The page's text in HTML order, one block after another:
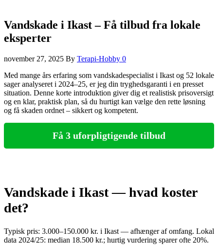
Vandskade i Ikast – Få tilbud fra lokale
eksperter
november 27, 2025 By Terapi-Hobby 0
Med mange års erfaring som vandskadespecialist i Ikast og 52 lokale
sager analyseret i 2024–25, er jeg din tryghedsgaranti i en presset
situation. Denne korte introduktion giver dig et realistisk prisoversigt
og en klar, praktisk plan, så du hurtigt kan vælge den rette løsning
og få skaden ordnet – sikkert og kompetent.
Få 3 uforpligtigende tilbud
Vandskade i Ikast — hvad koster
det?
Typisk pris: 3.000–150.000 kr. i Ikast — afhænger af omfang. Lokal
data 2024/25: median 18.500 kr.; hurtig vurdering sparer ofte 20%.